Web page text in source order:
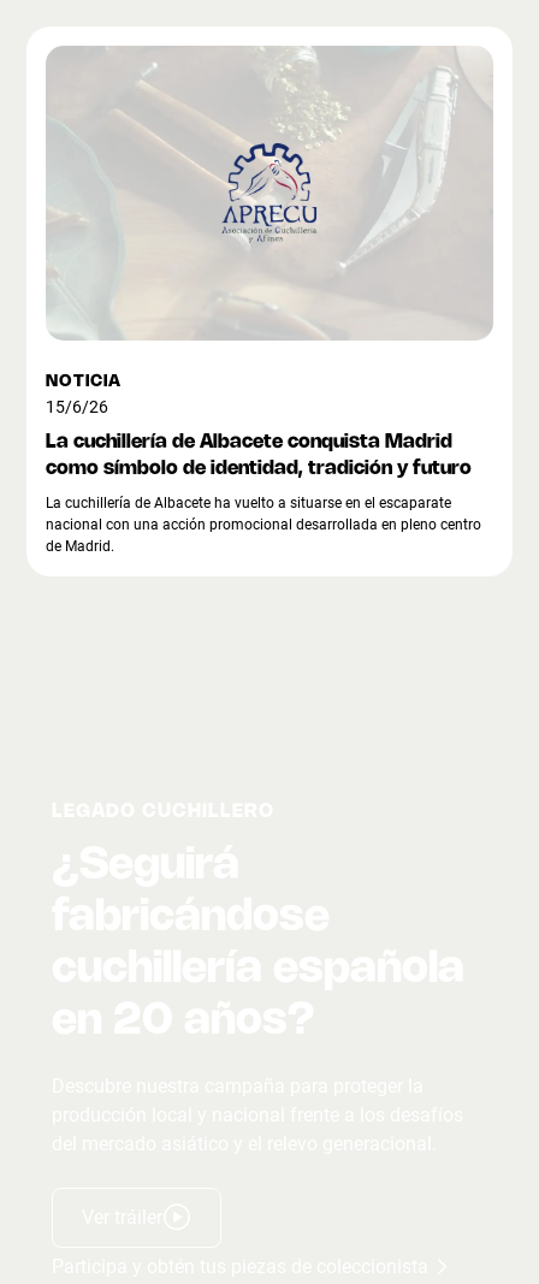
NOTICIA
15/6/26
La cuchillería de Albacete conquista Madrid
como símbolo de identidad, tradición y futuro
La cuchillería de Albacete ha vuelto a situarse en el escaparate
nacional con una acción promocional desarrollada en pleno centro
de Madrid.